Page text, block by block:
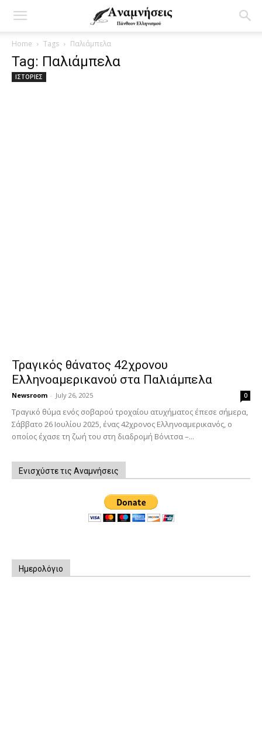
Home Tags Παλιάμπελα
Tag: Παλιάμπελα
ΙΣΤΟΡΙΕΣ
Τραγικός θάνατος 42χρονου
Ελληνοαμερικανού στα Παλιάμπελα
Newsroom - July 26, 2025 0
Τραγικό θύμα ενός σοβαρού τροχαίου ατυχήματος έπεσε σήμερα,
Σάββατο 26 Ιουλίου 2025, ένας 42χρονος Ελληνοαμερικανός, ο
οποίος έχασε τη ζωή του στη διαδρομή Βόνιτσα –...
Ενισχύστε τις Αναμνήσεις
Ημερολόγιο